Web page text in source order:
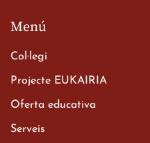
Xerrada del Sr. Bisbe als
Menú
Col·legi
Projecte EUKAIRIA
Oferta educativa
Serveis